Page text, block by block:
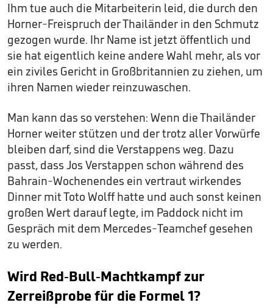
Ihm tue auch die Mitarbeiterin leid, die durch den
Horner-Freispruch der Thailänder in den Schmutz
gezogen wurde. Ihr Name ist jetzt öffentlich und
sie hat eigentlich keine andere Wahl mehr, als vor
ein ziviles Gericht in Großbritannien zu ziehen, um
ihren Namen wieder reinzuwaschen.
Man kann das so verstehen: Wenn die Thailänder
Horner weiter stützen und der trotz aller Vorwürfe
bleiben darf, sind die Verstappens weg. Dazu
passt, dass Jos Verstappen schon während des
Bahrain-Wochenendes ein vertraut wirkendes
Dinner mit Toto Wolff hatte und auch sonst keinen
großen Wert darauf legte, im Paddock nicht im
Gespräch mit dem Mercedes-Teamchef gesehen
zu werden.
Wird Red-Bull-Machtkampf zur
Zerreißprobe für die Formel 1?